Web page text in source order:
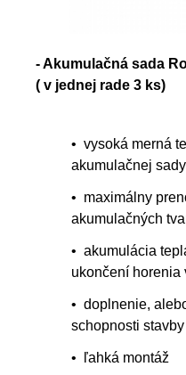
- Akumulačná sada
( v jednej rade 3 ks)
• vysoká merná
akumulačnej
• maximálny
akumulačných
• akumulácia
ukončení horenia
• doplnenie,
schopnosti stavby
• ľahká montáž